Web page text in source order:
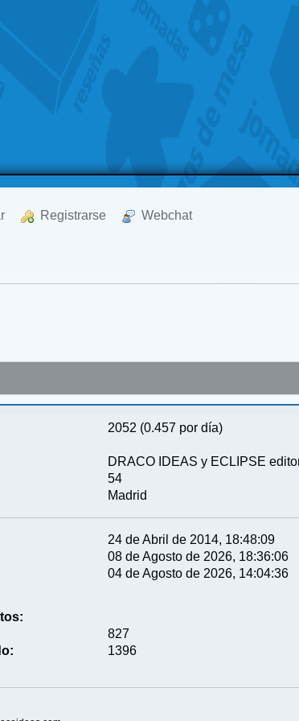
Registrarse Webchat
2052 (0.457 por día)
DRACO IDEAS y ECLIPSE
54
Madrid
24 de Abril de 2014, 18:48:09
08 de Agosto de 2026, 18:36:06
04 de Agosto de 2026, 14:04:36
827
1396